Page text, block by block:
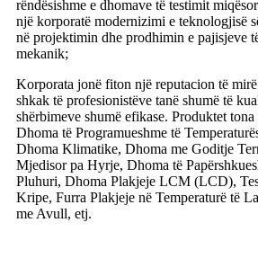
rëndësishme e dhomave të testimit
një korporatë modernizimi e teknologjisë
në projektimin dhe prodhimin e pajisjeve
mekanik;
Korporata jonë fiton një reputacion të
shkak të profesionistëve tanë shumë të
shërbimeve shumë efikase. Produktet
Dhoma të Programueshme të
Dhoma Klimatike, Dhoma me Goditje
Mjedisor pa Hyrje, Dhoma të
Pluhuri, Dhoma Plakjeje LCM (LCD),
Kripe, Furra Plakjeje në Temperaturë të
me Avull, etj.